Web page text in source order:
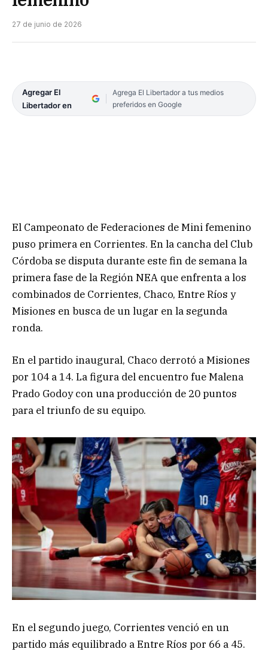
27 de junio de 2026
Agregar El
Libertador en
Agrega El Libertador a tus medios
preferidos en Google
El Campeonato de Federaciones de Mini femenino
puso primera en Corrientes. En la cancha del Club
Córdoba se disputa durante este fin de semana la
primera fase de la Región NEA que enfrenta a los
combinados de Corrientes, Chaco, Entre Ríos y
Misiones en busca de un lugar en la segunda
ronda.
En el partido inaugural, Chaco derrotó a Misiones
por 104 a 14. La figura del encuentro fue Malena
Prado Godoy con una producción de 20 puntos
para el triunfo de su equipo.
En el segundo juego, Corrientes venció en un
partido más equilibrado a Entre Ríos por 66 a 45.